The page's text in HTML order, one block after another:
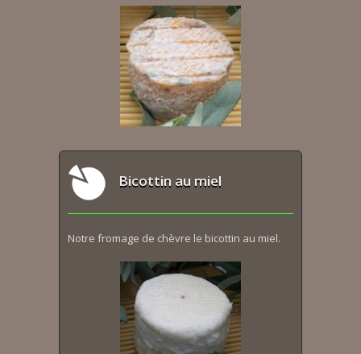
Bicottin au miel
Notre fromage de chèvre le bicottin au miel.